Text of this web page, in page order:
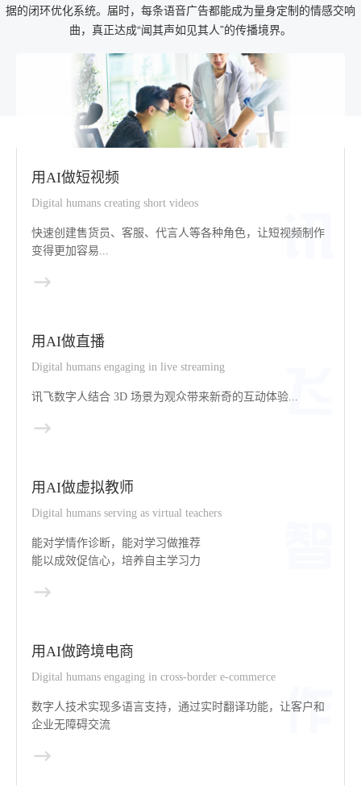
据的闭环优化系统。届时，每条语音广告都能成为量身定制的情感交响
曲，真正达成“闻其声如见其人”的传播境界。
用AI做短视频
Digital humans creating short videos
快速创建售货员、客服、代言人等各种角色，让短视频制作
变得更加容易...
用AI做直播
Digital humans engaging in live streaming
讯飞数字人结合 3D 场景为观众带来新奇的互动体验...
用AI做虚拟教师
Digital humans serving as virtual teachers
能对学情作诊断，能对学习做推荐
能以成效促信心，培养自主学习力
用AI做跨境电商
Digital humans engaging in cross-border e-commerce
数字人技术实现多语言支持，通过实时翻译功能，让客户和
企业无障碍交流